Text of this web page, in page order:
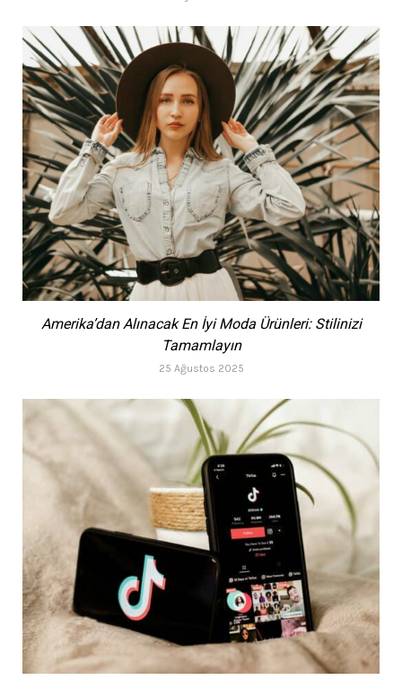
Amerika’dan Alınacak En İyi Moda Ürünleri: Stilinizi
Tamamlayın
25 Ağustos 2025